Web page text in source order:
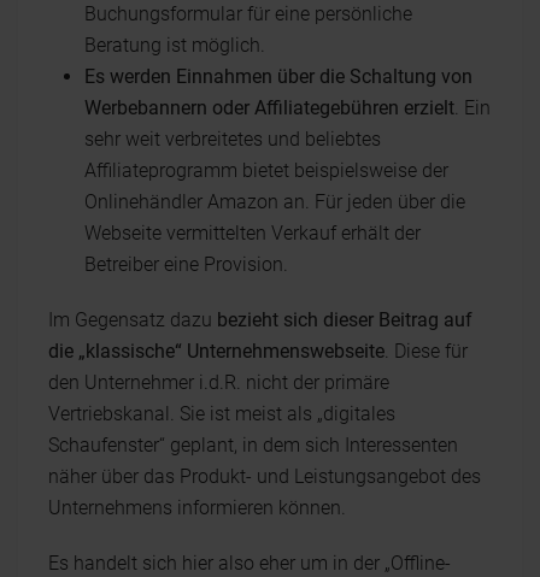
Buchungsformular für eine persönliche
Beratung ist möglich.
Es werden Einnahmen über die Schaltung von
Werbebannern oder Affiliategebühren erzielt . Ein
sehr weit verbreitetes und beliebtes
Affiliateprogramm bietet beispielsweise der
Onlinehändler Amazon an. Für jeden über die
Webseite vermittelten Verkauf erhält der
Betreiber eine Provision.
Im Gegensatz dazu bezieht sich dieser Beitrag auf
die „klassische“ Unternehmenswebseite . Diese für
den Unternehmer i.d.R. nicht der primäre
Vertriebskanal. Sie ist meist als „digitales
Schaufenster“ geplant, in dem sich Interessenten
näher über das Produkt- und Leistungsangebot des
Unternehmens informieren können.
Es handelt sich hier also eher um in der „Offline-